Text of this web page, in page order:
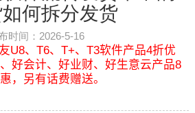
何拆分发货
时间：2026-5-16
U8、T6、T+、T3软件产品4折优
好会计、好业财、好生意云产品8
，另有话费赠送。